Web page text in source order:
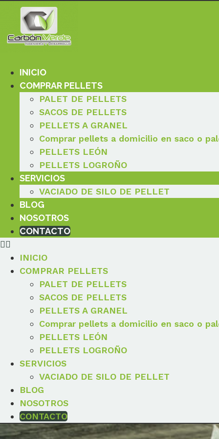
contenido
INICIO
COMPRAR PELLETS
PALET DE PELLETS
SACOS DE PELLETS
PELLETS A GRANEL
Comprar pellets a domicilio en saco o
PELLETS LEÓN
PELLETS LOGROÑO
SERVICIOS
VACIADO DE SILO DE PELLET
BLOG
NOSOTROS
CONTACTO
INICIO
COMPRAR PELLETS
PALET DE PELLETS
SACOS DE PELLETS
PELLETS A GRANEL
Comprar pellets a domicilio en saco o
PELLETS LEÓN
PELLETS LOGROÑO
SERVICIOS
VACIADO DE SILO DE PELLET
BLOG
NOSOTROS
CONTACTO